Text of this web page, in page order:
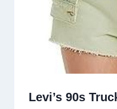
Levi’s 90s